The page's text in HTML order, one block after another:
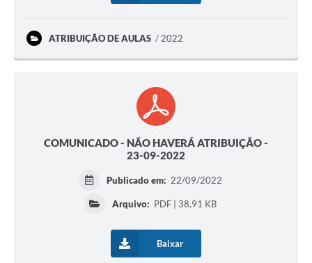
ATRIBUIÇÃO DE AULAS 2022
COMUNICADO - NÃO HAVERÁ ATRIBUIÇÃO -
23-09-2022
Publicado em: 22/09/2022
Arquivo: PDF | 38,91 KB
Baixar